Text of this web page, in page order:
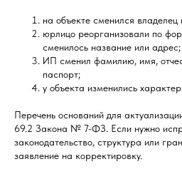
на объекте сменился владелец
юрлицо реорганизовали по
сменилось название или адрес;
ИП сменил фамилию, имя,
паспорт;
у объекта изменились
Перечень оснований для
69.2 Закона № 7-ФЗ. Если нужно
законодательство, структура или
заявление на корректировку.